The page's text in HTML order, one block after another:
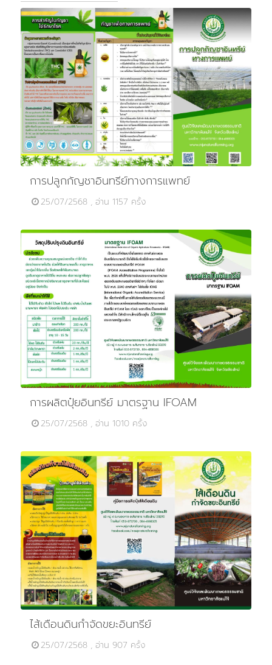
การปลูกกัญชาอินทรีย์ทางการแพทย์
25/07/2568 , อ่าน 1157 ครั้ง
การผลิตปุ๋ยอินทรีย์ มาตรฐาน IFOAM
25/07/2568 , อ่าน 1010 ครั้ง
ไส้เดือนดินกำจัดขยะอินทรีย์
25/07/2568 , อ่าน 907 ครั้ง